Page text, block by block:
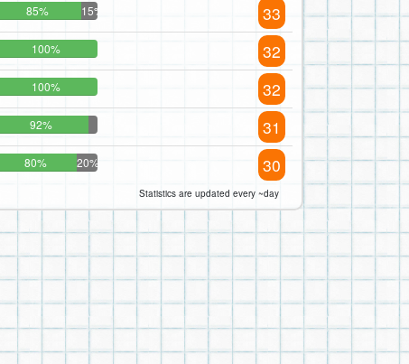
85% 15% 33
100% 32
100% 32
92% 31
80% 20% 30
Statistics are updated every ~day